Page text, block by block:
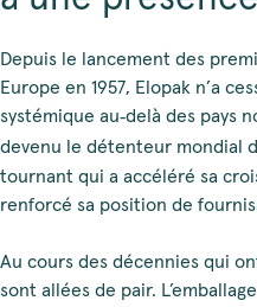
Depuis le lancement des
Europe en 1957, Elopak n’a
systémique au‑delà des pays
devenu le détenteur mondial
tournant qui a accéléré sa
renforcé sa position de
Au cours des décennies qui
sont allées de pair.